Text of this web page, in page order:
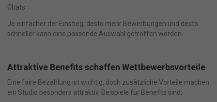
Chats
Je einfacher der Einstieg, desto mehr Bewerbungen und desto
schneller kann eine passende Auswahl getroffen werden.
Attraktive Benefits schaffen Wettbewerbsvorteile
Eine faire Bezahlung ist wichtig, doch zusätzliche Vorteile machen
ein Studio besonders attraktiv. Beispiele für Benefits sind: